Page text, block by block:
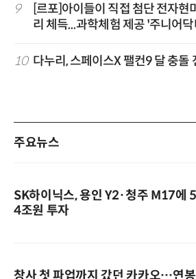
9
[르포]아이들이 직접 첨단 전자현
리 체득...과학체험 제공 '주니어
10 다누리, 스페이스X 팰컨9 달 충돌
주요뉴스
SK하이닉스, 용인 Y2·청주 M17에 5
4조원 투자
창사 첫 파업까지 갔던 카카오…연봉